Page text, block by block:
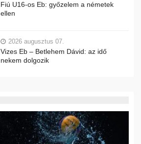
Fiú U16-os Eb: győzelem a németek
ellen
2026 augusztus 07.
Vizes Eb – Betlehem Dávid: az idő
nekem dolgozik